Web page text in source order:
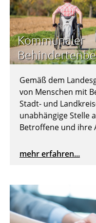
Kommunaler
Gemäß dem
von Menschen mit
Stadt- und
unabhängige Stelle
Betroffene und ihre
mehr erfahren...